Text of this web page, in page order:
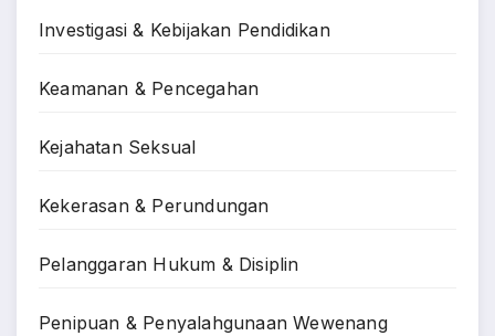
Investigasi & Kebijakan Pendidikan
Keamanan & Pencegahan
Kejahatan Seksual
Kekerasan & Perundungan
Pelanggaran Hukum & Disiplin
Penipuan & Penyalahgunaan Wewenang